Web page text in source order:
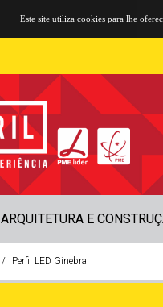
Este site utiliza cookies para lhe
ARQUITETURA E
Perfil LED Ginebra